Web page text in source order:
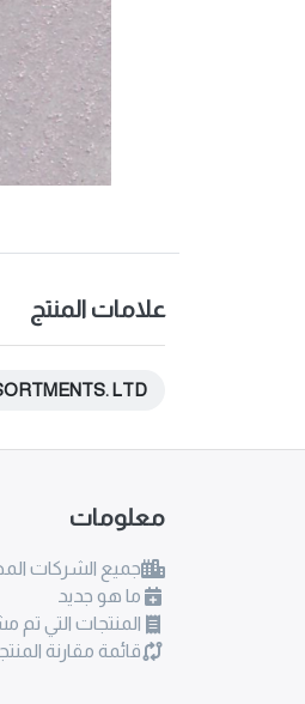
علامات المنتج
LTD
معلومات
جميع الشركات
ما هو جديد
المنتجات التي تم
قائمة مقارنة